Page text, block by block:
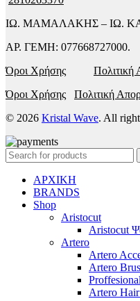
ΙΩ. ΜΑΜΑΛΑΚΗΣ – ΙΩ.
ΑΡ. ΓΕΜΗ: 077668727000.
Όροι Χρήσης
Πολιτική
Όροι Χρήσης
Πολιτική
© 2026 Kristal Wave. All
ΑΡΧΙΚΗ
BRANDS
Shop
Aristocut
Aristocut
Artero
Artero
Artero
Artero